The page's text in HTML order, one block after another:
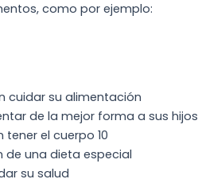
como por ejemplo:
cuidar su alimentación
de la mejor forma a sus hijos
el cuerpo 10
de una dieta especial
su salud